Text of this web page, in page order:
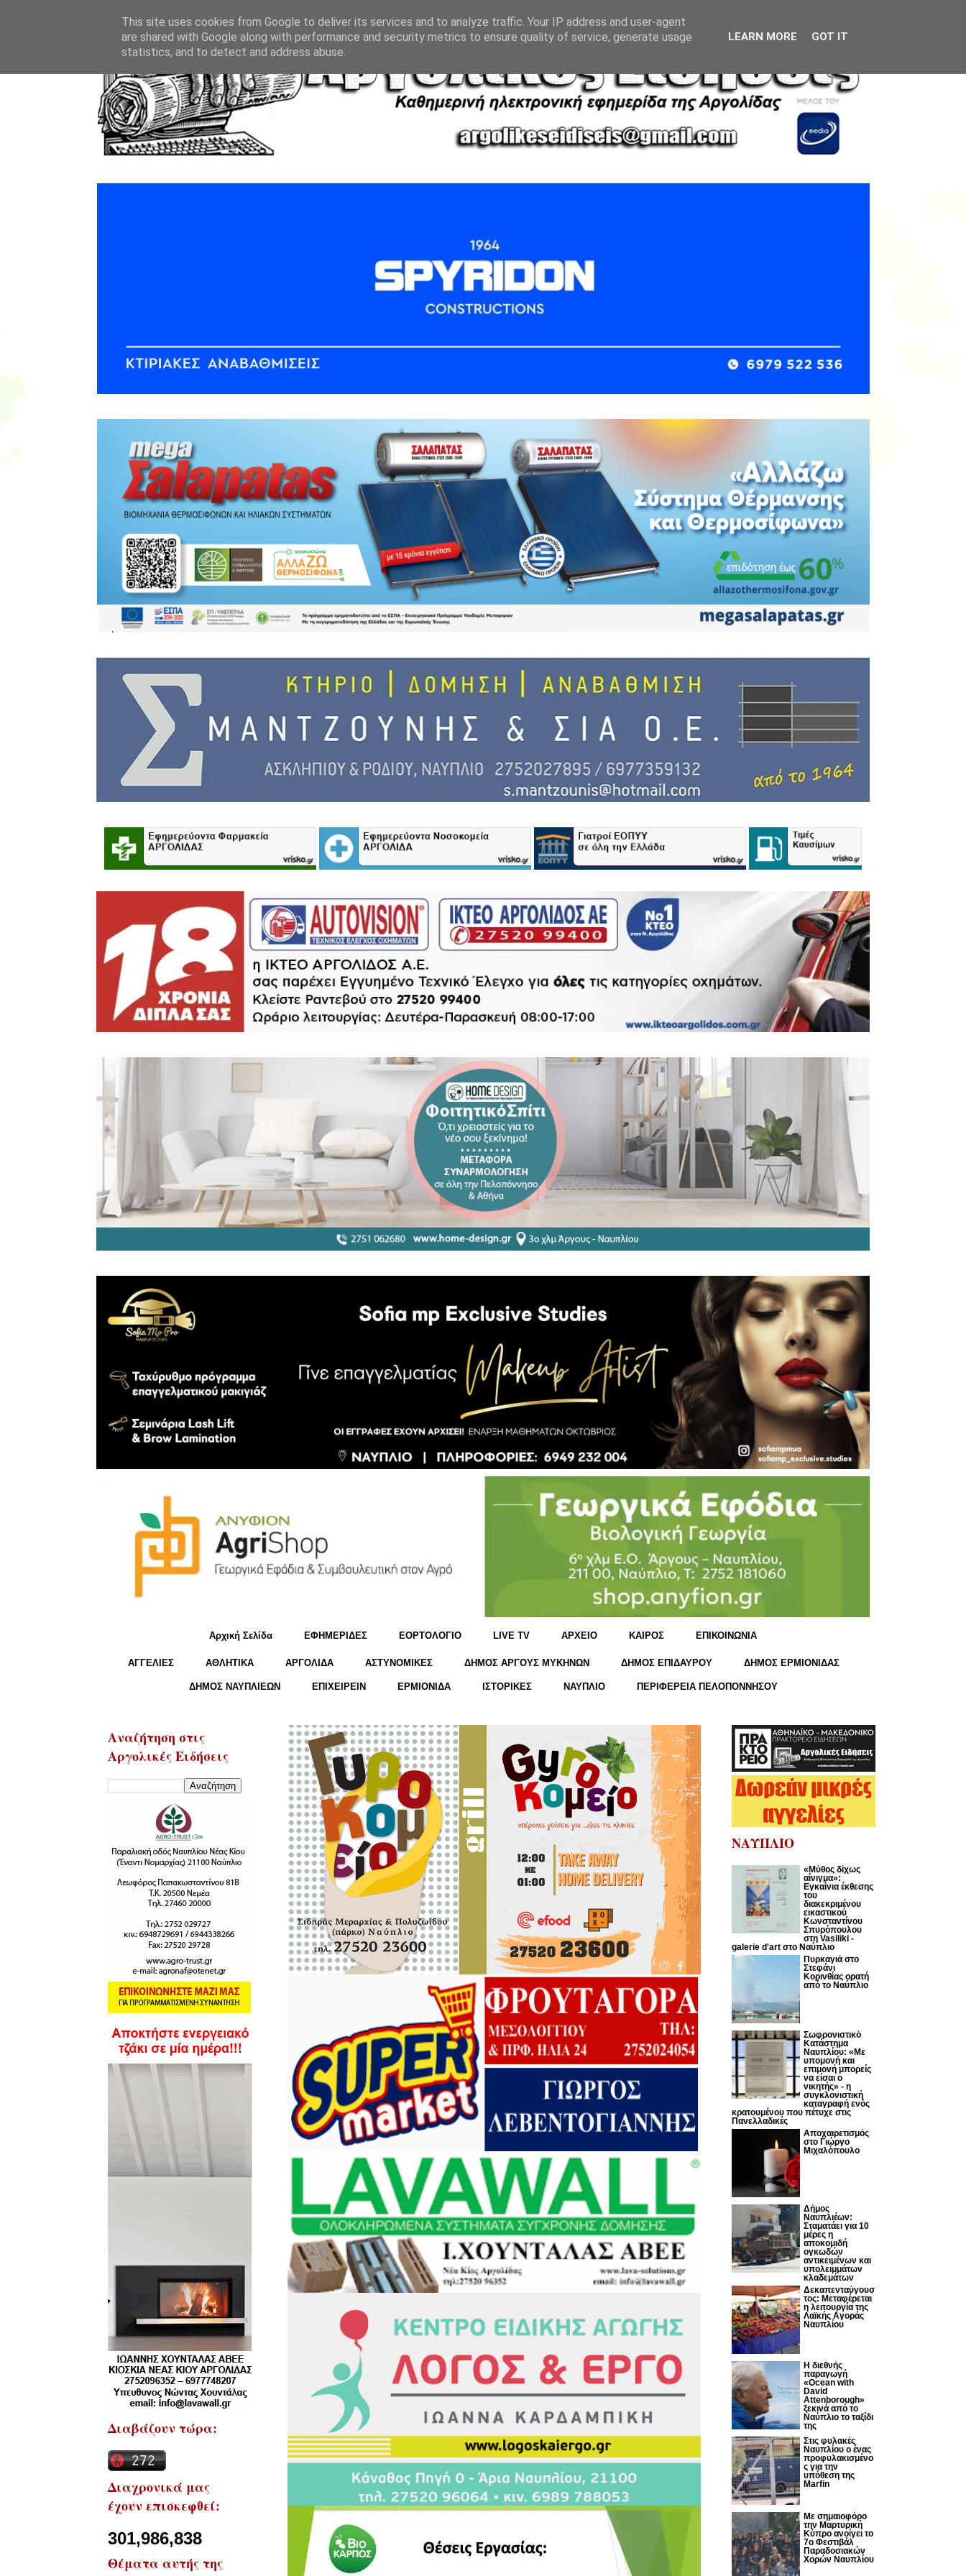
Αρχική Σελίδα ΕΦΗΜΕΡΙΔΕΣ ΕΟΡΤΟΛΟΓΙΟ LIVE TV ΑΡΧΕΙΟ KΑΙΡΟΣ ΕΠΙΚΟΙΝΩΝΙΑ
ΑΓΓΕΛΙΕΣ ΑΘΛΗΤΙΚΑ ΑΡΓΟΛΙΔΑ ΑΣΤΥΝΟΜΙΚΕΣ ΔΗΜΟΣ ΑΡΓΟΥΣ ΜΥΚΗΝΩΝ ΔΗΜΟΣ ΕΠΙΔΑΥΡΟΥ ΔΗΜΟΣ ΕΡΜΙΟΝΙΔΑΣ
ΔΗΜΟΣ ΝΑΥΠΛΙΕΩΝ ΕΠΙΧΕΙΡΕΙΝ ΕΡΜΙΟΝΙΔΑ ΙΣΤΟΡΙΚΕΣ ΝΑΥΠΛΙΟ ΠΕΡΙΦΕΡΕΙΑ ΠΕΛΟΠΟΝΝΗΣΟΥ
Αναζήτηση στις
Αργολικές Ειδήσεις
Διαβάζουν τώρα:
Διαχρονικά μας
έχουν επισκεφθεί:
301,986,838
Θέματα αυτής της
ΝΑΥΠΛΙΟ
«Μύθος δίχως
αίνιγμα»:
Εγκαίνια έκθεσης
του
διακεκριμένου
εικαστικού
Κωνσταντίνου
Σπυρόπουλου
στη Vasiliki -
galerie d'art στο Ναύπλιο
Πυρκαγιά στο
Στεφάνι
Κορινθίας ορατή
από το Ναύπλιο
Σωφρονιστικό
Κατάστημα
Ναυπλίου: «Με
υπομονή και
επιμονή μπορείς
να είσαι ο
νικητής» - η
συγκλονιστική
καταγραφή ενός
κρατουμένου που πέτυχε στις
Πανελλαδικές
Αποχαιρετισμός
στο Γιώργο
Μιχαλόπουλο
Δήμος
Ναυπλιέων:
Σταματάει για 10
μέρες η
αποκομιδή
ογκωδών
αντικειμένων και
υπολειμμάτων
κλαδεμάτων
Δεκαπενταύγουσ
τος: Μεταφέρεται
η λειτουργία της
Λαϊκής Αγοράς
Ναυπλίου
Η διεθνής
παραγωγή
«Ocean with
David
Attenborough»
ξεκινά από το
Ναύπλιο το ταξίδι
της
Στις φυλακές
Ναυπλίου ο ένας
προφυλακισμένο
ς για την
υπόθεση της
Marfin
Με σημαιοφόρο
την Μαρτυρική
Κύπρο ανοίγει το
7ο Φεστιβάλ
Παραδοσιακών
Χορών Ναυπλίου
This site uses cookies from Google to deliver its services and to analyze traffic. Your IP address and user-agent
are shared with Google along with performance and security metrics to ensure quality of service, generate usage
statistics, and to detect and address abuse.
LEARN MORE GOT IT